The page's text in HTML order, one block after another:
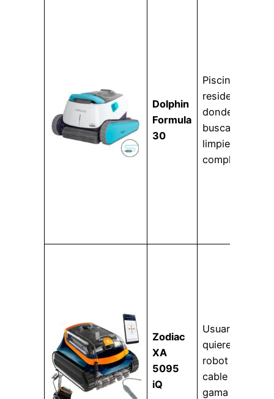
Dolphin
Formula
30
Piscinas
residenciales
donde se
busca una
limpieza más
completa.
Zodiac
XA
5095
iQ
Usuarios que
quieren un
robot con
cable de
gama alta.